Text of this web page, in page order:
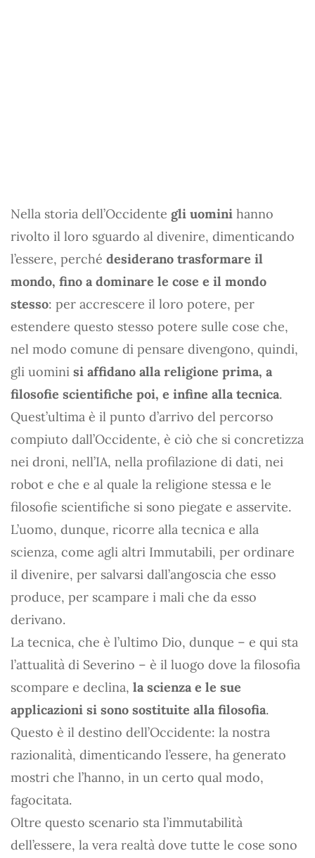
Nella storia dell’Occidente gli uomini hanno
rivolto il loro sguardo al divenire, dimenticando
l’essere, perché desiderano trasformare il
mondo, fino a dominare le cose e il mondo
stesso: per accrescere il loro potere, per
estendere questo stesso potere sulle cose che,
nel modo comune di pensare divengono, quindi,
gli uomini si affidano alla religione prima, a
filosofie scientifiche poi, e infine alla tecnica.
Quest’ultima è il punto d’arrivo del percorso
compiuto dall’Occidente, è ciò che si concretizza
nei droni, nell’IA, nella profilazione di dati, nei
robot e che e al quale la religione stessa e le
filosofie scientifiche si sono piegate e asservite.
L’uomo, dunque, ricorre alla tecnica e alla
scienza, come agli altri Immutabili, per ordinare
il divenire, per salvarsi dall’angoscia che esso
produce, per scampare i mali che da esso
derivano.
La tecnica, che è l’ultimo Dio, dunque – e qui sta
l’attualità di Severino – è il luogo dove la filosofia
scompare e declina, la scienza e le sue
applicazioni si sono sostituite alla filosofia.
Questo è il destino dell’Occidente: la nostra
razionalità, dimenticando l’essere, ha generato
mostri che l’hanno, in un certo qual modo,
fagocitata.
Oltre questo scenario sta l’immutabilità
dell’essere, la vera realtà dove tutte le cose sono